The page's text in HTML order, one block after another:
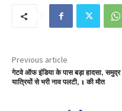
Previous article
गेटवे ऑफ इंडिया के पास बड़ा हादसा, समुद्र
यात्रियों से भरी नाव पलटी, 1 की मौत